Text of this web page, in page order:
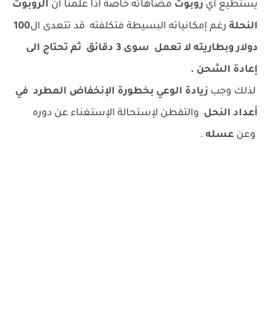
يستطيع أي روبوت مضاهاته خاصة اذا علمنا أن الروبوت
النحلة رغم إمكانياته البسيطة فتكلفته قد تتعدى ال100
دولار وبطاريته لا تعمل سوى 3 دقائق ثم تحتاج الى
إعادة الشحن .
لذلك وجب زيادة الوعي بخطورة الإنخفاض المطرد في
أعداد النحل والتفطن لإستحالة الإستغناء عن دوره
وعن عسله .